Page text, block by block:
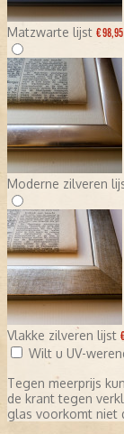
Matzwarte lijst € 98,95
Moderne zilveren
Vlakke zilveren lijst
Wilt u UV-
Tegen meerprijs
de krant tegen
glas voorkomt niet